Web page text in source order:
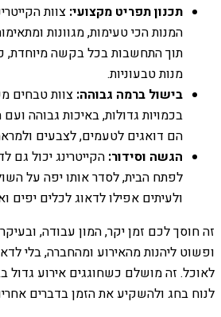
תכנון תפריט מקצועי: צוות
המנות הכי טעימות, מגוונות
תוך התחשבות בכל בקשה מיוחדת,
מנות טבעוניות.
בישול ברמה גבוהה: צוות טבחים
בכמויות גדולות, באיכות גבוהה
הם דואגים לטעמים, לצבעים
הגשה וסידור: הקייטרינג יכול גם
לפתח הבית, לסדר אותו יפה על
ולעיתים אפילו לדאוג לכלים יפים
זה חוסך לכם זמן יקר, המון עבודה,
ופשוט ליהנות מהאירוע ומהחברה, בלי
לאוכל. זה מושלם כשחוגגים אירוע גדול
לנוח בחג ולהשקיע את הזמן בדברים